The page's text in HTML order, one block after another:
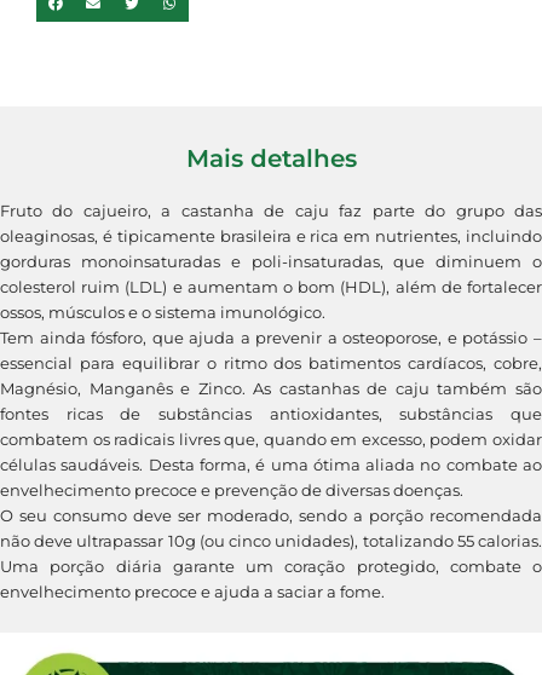
Mais detalhes
Fruto do cajueiro, a castanha de caju faz parte do grupo das
oleaginosas, é tipicamente brasileira e rica em nutrientes, incluindo
gorduras monoinsaturadas e poli-insaturadas, que diminuem o
colesterol ruim (LDL) e aumentam o bom (HDL), além de fortalecer
ossos, músculos e o sistema imunológico.
Tem ainda fósforo, que ajuda a prevenir a osteoporose, e potássio –
essencial para equilibrar o ritmo dos batimentos cardíacos, cobre,
Magnésio, Manganês e Zinco. As castanhas de caju também são
fontes ricas de substâncias antioxidantes, substâncias que
combatem os radicais livres que, quando em excesso, podem oxidar
células saudáveis. Desta forma, é uma ótima aliada no combate ao
envelhecimento precoce e prevenção de diversas doenças.
O seu consumo deve ser moderado, sendo a porção recomendada
não deve ultrapassar 10g (ou cinco unidades), totalizando 55 calorias.
Uma porção diária garante um coração protegido, combate o
envelhecimento precoce e ajuda a saciar a fome.